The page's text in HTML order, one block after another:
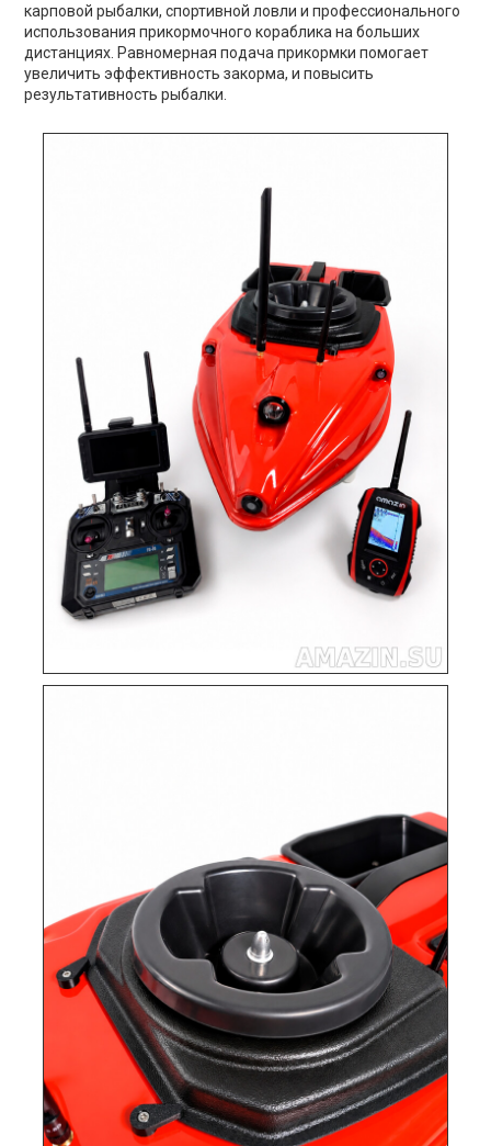
карповой рыбалки, спортивной ловли и профессионального
использования прикормочного кораблика на больших
дистанциях. Равномерная подача прикормки помогает
увеличить эффективность закорма, и повысить
результативность рыбалки.